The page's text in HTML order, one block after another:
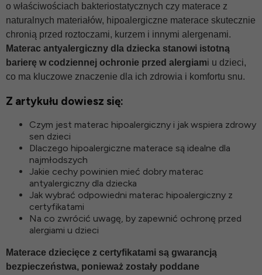
o właściwościach bakteriostatycznych czy materace z
naturalnych materiałów, hipoalergiczne materace skutecznie
chronią przed roztoczami, kurzem i innymi alergenami.
Materac antyalergiczny dla dziecka stanowi istotną
barierę w codziennej ochronie przed alergiami u dzieci,
co ma kluczowe znaczenie dla ich zdrowia i komfortu snu.
Z artykułu dowiesz się:
Czym jest materac hipoalergiczny i jak wspiera zdrowy
sen dzieci
Dlaczego hipoalergiczne materace są idealne dla
najmłodszych
Jakie cechy powinien mieć dobry materac
antyalergiczny dla dziecka
Jak wybrać odpowiedni materac hipoalergiczny z
certyfikatami
Na co zwrócić uwagę, by zapewnić ochronę przed
alergiami u dzieci
Materace dziecięce z certyfikatami są gwarancją
bezpieczeństwa, ponieważ zostały poddane